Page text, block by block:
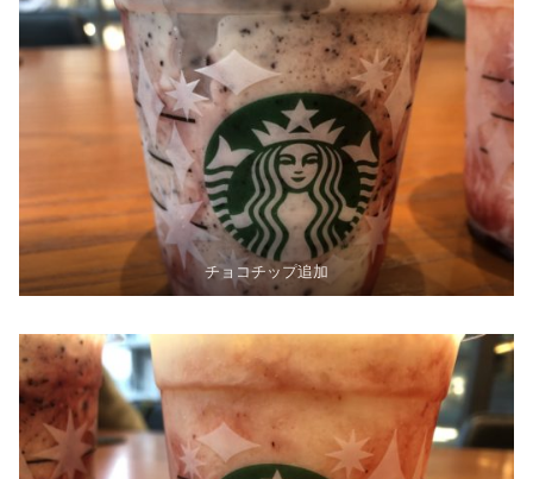
チョコチップ追加